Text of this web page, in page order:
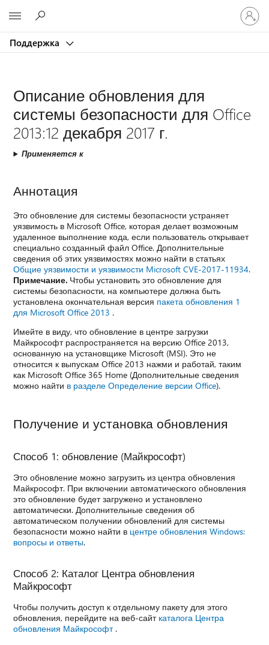
Поддержка
Описание обновления для
системы безопасности для Office
2013:12 декабря 2017 г.
Применяется к
Аннотация
Это обновление для системы безопасности устраняет
уязвимость в Microsoft Office, которая делает возможным
удаленное выполнение кода, если пользователь открывает
специально созданный файл Office. Дополнительные
сведения об этих уязвимостях можно найти в статьях
Общие уязвимости и уязвимости Microsoft CVE-2017-11934.
Примечание. Чтобы установить это обновление для
системы безопасности, на компьютере должна быть
установлена окончательная версия пакета обновления 1
для Microsoft Office 2013 .
Имейте в виду, что обновление в центре загрузки
Майкрософт распространяется на версию Office 2013,
основанную на установщике Microsoft (MSI). Это не
относится к выпускам Office 2013 нажми и работай, таким
как Microsoft Office 365 Home (Дополнительные сведения
можно найти в разделе Определение версии Office).
Получение и установка обновления
Способ 1: обновление (Майкрософт)
Это обновление можно загрузить из центра обновления
Майкрософт. При включении автоматического обновления
это обновление будет загружено и установлено
автоматически. Дополнительные сведения об
автоматическом получении обновлений для системы
безопасности можно найти в центре обновления Windows:
вопросы и ответы.
Способ 2: Каталог Центра обновления
Майкрософт
Чтобы получить доступ к отдельному пакету для этого
обновления, перейдите на веб-сайт каталога Центра
обновления Майкрософт.